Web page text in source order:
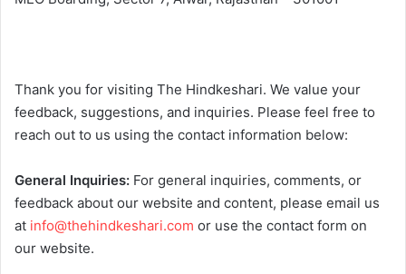
Thank you for visiting The Hindkeshari. We value your
feedback, suggestions, and inquiries. Please feel free to
reach out to us using the contact information below:
General Inquiries: For general inquiries, comments, or
feedback about our website and content, please email us
at info@thehindkeshari.com or use the contact form on
our website.